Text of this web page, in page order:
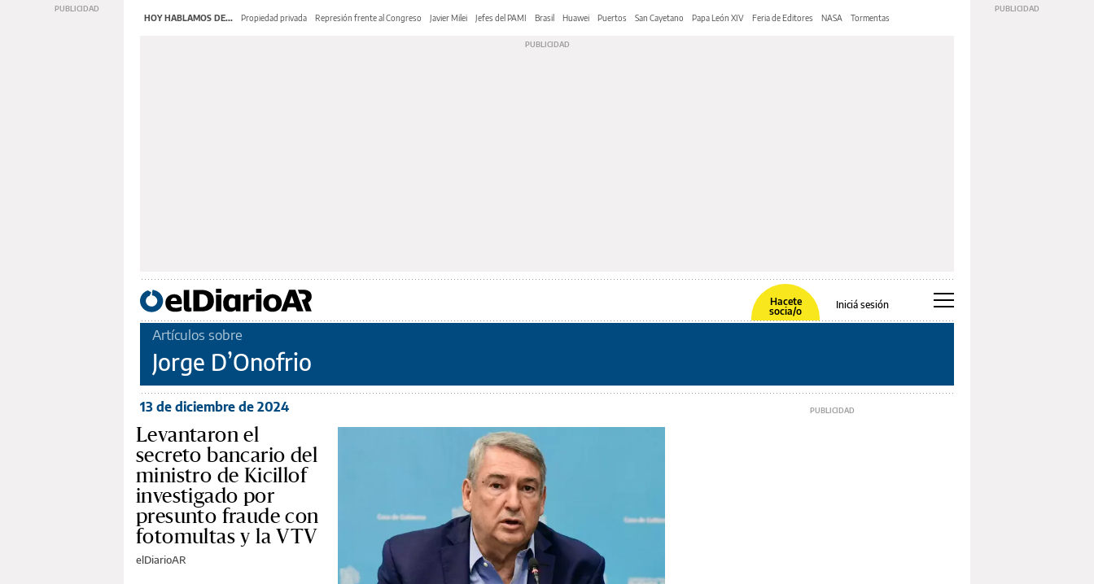
HOY HABLAMOS DE... Propiedad privada Represión frente al Congreso Javier Milei Jefes del PAMI Brasil Huawei Puertos San Cayetano Papa León XIV Feria de Editores NASA Tormentas
Hacete
socia/o
Iniciá sesión
Artículos sobre
Jorge D’Onofrio
13 de diciembre de 2024
Levantaron el
secreto bancario del
ministro de Kicillof
investigado por
presunto fraude con
fotomultas y la VTV
elDiarioAR